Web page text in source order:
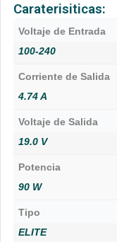
Caraterisiticas:
Voltaje de Entrada
100-240
Corriente de Salida
4.74 A
Voltaje de Salida
19.0 V
Potencia
90 W
Tipo
ELITE